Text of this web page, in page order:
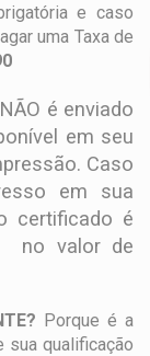
e caso
uma Taxa de
é enviado
em seu
Caso
em sua
certificado é
no valor de
Porque é a
sua qualificação